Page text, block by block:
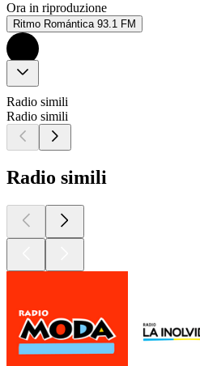
Ora in riproduzione
Ritmo Romántica 93.1 FM
Radio simili
Radio simili
Radio simili